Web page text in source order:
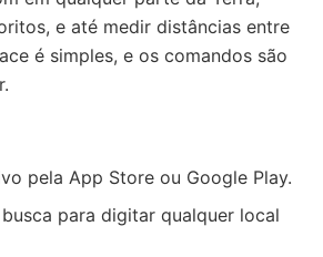
e até medir distâncias entre
é simples, e os comandos são
pela App Store ou Google Play.
para digitar qualquer local